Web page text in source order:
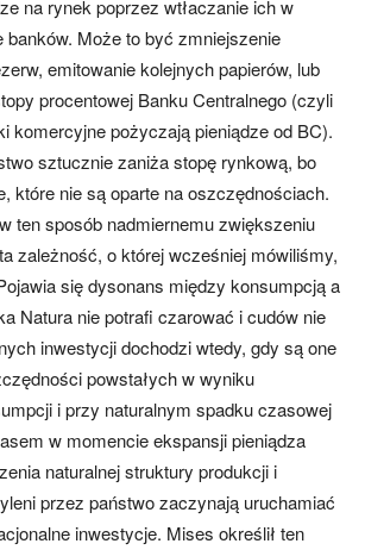
na rynek poprzez wtłaczanie ich w
banków. Może to być zmniejszenie
emitowanie kolejnych papierów, lub
procentowej Banku Centralnego (czyli
komercyjne pożyczają pieniądze od BC).
sztucznie zaniża stopę rynkową, bo
które nie są oparte na oszczędnościach.
ten sposób nadmiernemu zwiększeniu
zależność, o której wcześniej mówiliśmy,
się dysonans między konsumpcją a
Natura nie potrafi czarować i cudów nie
inwestycji dochodzi wtedy, gdy są one
powstałych w wyniku
i przy naturalnym spadku czasowej
w momencie ekspansji pieniądza
naturalnej struktury produkcji i
przez państwo zaczynają uruchamiać
inwestycje. Mises określił ten